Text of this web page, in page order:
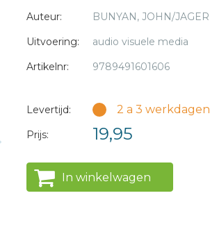
Auteur:
BUNYAN, JOHN/JAGER
Uitvoering:
audio visuele media
Artikelnr:
9789491601606
Levertijd: 2 a 3 werkdagen
Prijs: 19,95
In winkelwagen